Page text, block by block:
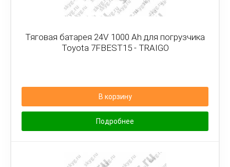
Тяговая батарея 24V 1000 Ah для погрузчика
Toyota 7FBEST15 - TRAIGO
В корзину
Подробнее